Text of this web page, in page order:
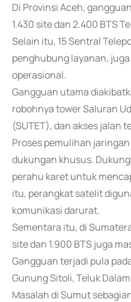
Di Provinsi Aceh,
1.430 site dan 2.400 BTS
Selain itu, 15 Sentral
penghubung layanan,
operasional.
Gangguan utama
robohnya tower Saluran
(SUTET), dan akses jalan
Proses pemulihan
dukungan khusus.
perahu karet untuk
itu, perangkat satelit
komunikasi darurat.
Sementara itu, di
site dan 1.900 BTS juga
Gangguan terjadi pula
Gunung Sitoli, Teluk
Masalah di Sumut